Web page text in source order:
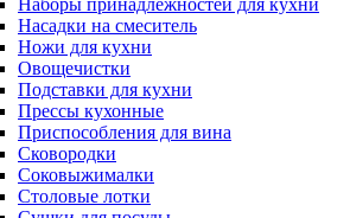
Наборы принадлежностей для кухни
Насадки на смеситель
Ножи для кухни
Овощечистки
Подставки для кухни
Прессы кухонные
Приспособления для вина
Сковородки
Соковыжималки
Столовые лотки